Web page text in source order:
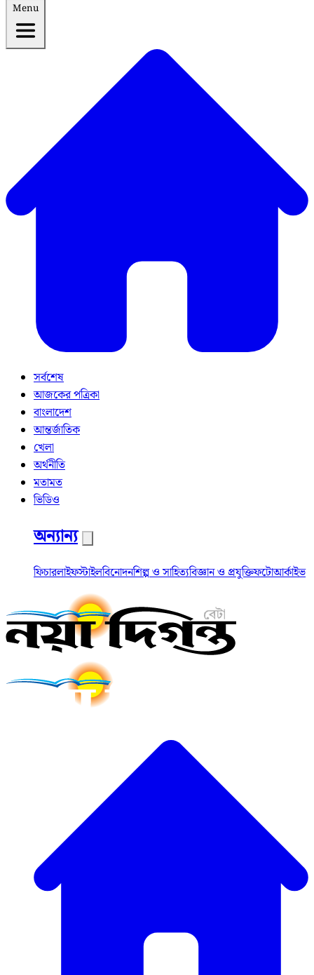
Menu
সর্বশেষ
আজকের পত্রিকা
বাংলাদেশ
আন্তর্জাতিক
খেলা
অর্থনীতি
মতামত
ভিডিও
অন্যান্য
ফিচারলাইফস্টাইলবিনোদনশিল্প ও সাহিত্যবিজ্ঞান ও প্রযুক্তিফটোআর্কাইভ